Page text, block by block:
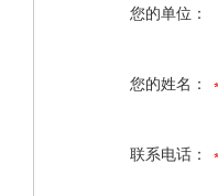
您的单位：
您的姓名：
联系电话：